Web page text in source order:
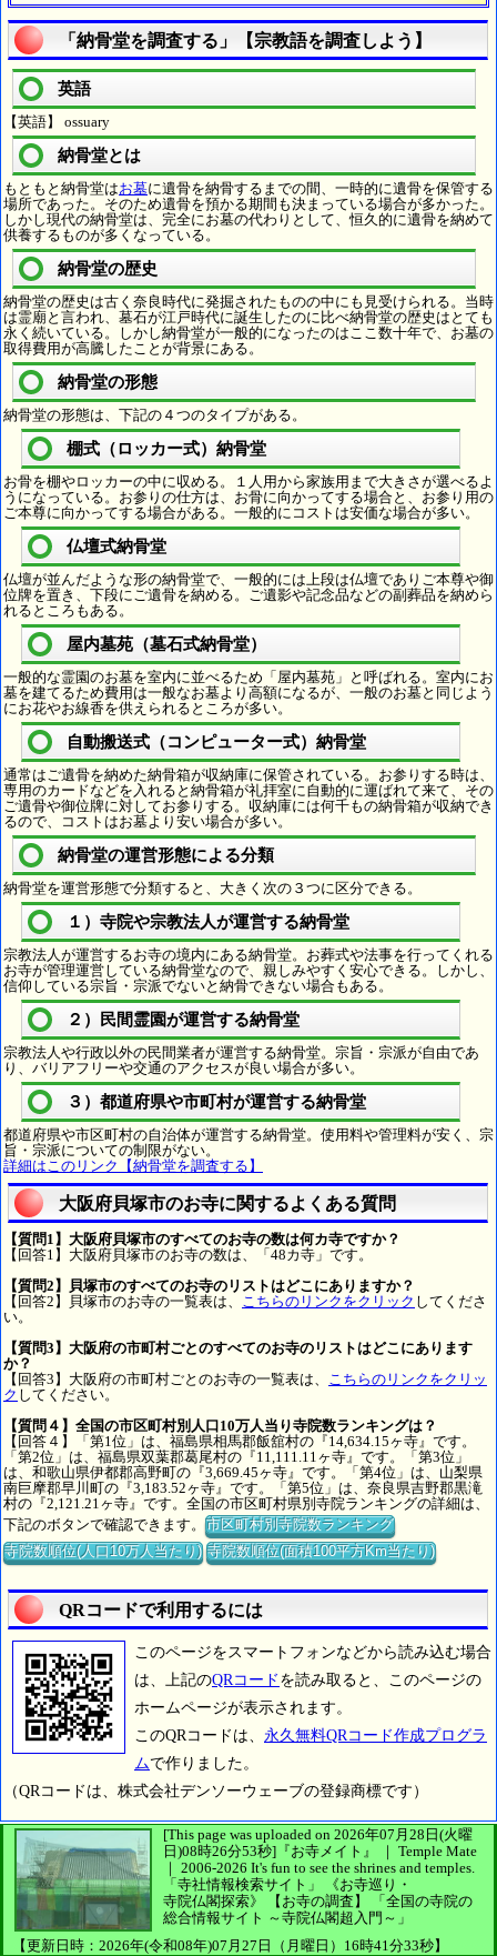
「納骨堂を調査する」【宗教語を調査しよう】
英語
【英語】 ossuary
納骨堂とは
もともと納骨堂はお墓に遺骨を納骨するまでの間、一時的に遺骨を保管する
場所であった。そのため遺骨を預かる期間も決まっている場合が多かった。
しかし現代の納骨堂は、完全にお墓の代わりとして、恒久的に遺骨を納めて
供養するものが多くなっている。
納骨堂の歴史
納骨堂の歴史は古く奈良時代に発掘されたものの中にも見受けられる。当時
は霊廟と言われ、墓石が江戸時代に誕生したのに比べ納骨堂の歴史はとても
永く続いている。しかし納骨堂が一般的になったのはここ数十年で、お墓の
取得費用が高騰したことが背景にある。
納骨堂の形態
納骨堂の形態は、下記の４つのタイプがある。
棚式（ロッカー式）納骨堂
お骨を棚やロッカーの中に収める。１人用から家族用まで大きさが選べるよ
うになっている。お参りの仕方は、お骨に向かってする場合と、お参り用の
ご本尊に向かってする場合がある。一般的にコストは安価な場合が多い。
仏壇式納骨堂
仏壇が並んだような形の納骨堂で、一般的には上段は仏壇でありご本尊や御
位牌を置き、下段にご遺骨を納める。ご遺影や記念品などの副葬品を納めら
れるところもある。
屋内墓苑（墓石式納骨堂）
一般的な霊園のお墓を室内に並べるため「屋内墓苑」と呼ばれる。室内にお
墓を建てるため費用は一般なお墓より高額になるが、一般のお墓と同じよう
にお花やお線香を供えられるところが多い。
自動搬送式（コンピューター式）納骨堂
通常はご遺骨を納めた納骨箱が収納庫に保管されている。お参りする時は、
専用のカードなどを入れると納骨箱が礼拝室に自動的に運ばれて来て、その
ご遺骨や御位牌に対してお参りする。収納庫には何千もの納骨箱が収納でき
るので、コストはお墓より安い場合が多い。
納骨堂の運営形態による分類
納骨堂を運営形態で分類すると、大きく次の３つに区分できる。
１）寺院や宗教法人が運営する納骨堂
宗教法人が運営するお寺の境内にある納骨堂。お葬式や法事を行ってくれる
お寺が管理運営している納骨堂なので、親しみやすく安心できる。しかし、
信仰している宗旨・宗派でないと納骨できない場合もある。
２）民間霊園が運営する納骨堂
宗教法人や行政以外の民間業者が運営する納骨堂。宗旨・宗派が自由であ
り、バリアフリーや交通のアクセスが良い場合が多い。
３）都道府県や市町村が運営する納骨堂
都道府県や市区町村の自治体が運営する納骨堂。使用料や管理料が安く、宗
旨・宗派についての制限がない。
詳細はこのリンク【納骨堂を調査する】
大阪府貝塚市のお寺に関するよくある質問
【質問1】大阪府貝塚市のすべてのお寺の数は何カ寺ですか？
【回答1】大阪府貝塚市のお寺の数は、「48カ寺」です。
【質問2】貝塚市のすべてのお寺のリストはどこにありますか？
【回答2】貝塚市のお寺の一覧表は、
こちらのリンクをクリック してくださ
い。
【質問3】大阪府の市町村ごとのすべてのお寺のリストはどこにあります
か？
【回答3】大阪府の市町村ごとのお寺の一覧表は、
こちらのリンクをクリッ
ク してください。
【質問４】全国の市区町村別人口10万人当り寺院数ランキングは？
【回答４】「第1位」は、福島県相馬郡飯舘村の『14,634.15ヶ寺』です。
「第2位」は、福島県双葉郡葛尾村の『11,111.11ヶ寺』です。「第3位」
は、和歌山県伊都郡高野町の『3,669.45ヶ寺』です。「第4位」は、山梨県
南巨摩郡早川町の『3,183.52ヶ寺』です。「第5位」は、奈良県吉野郡黒滝
村の『2,121.21ヶ寺』です。全国の市区町村県別寺院ランキングの詳細は、
下記のボタンで確認できます。市区町村別寺院数ランキング
寺院数順位(人口10万人当たり) 寺院数順位(面積100平方Km当たり)
QRコードで利用するには
このページをスマートフォンなどから読み込む場合
は、上記のQRコード を読み取ると、このページの
ホームページが表示されます。
このQRコードは、 永久無料QRコード作成プログラ
ムで作りました。
（QRコードは、株式会社デンソーウェーブの登録商標です）
[This page was uploaded on 2026年07月28日(火曜
日)08時26分53秒] 『お寺メイト』 ｜ Temple Mate
｜ 2006-2026 It's fun to see the shrines and temples.
「寺社情報検索サイト」
《お寺巡り・
寺院仏閣探索》
【お寺の調査】
「全国の寺院の
総合情報サイト ～寺院仏閣超入門～」
【更新日時：2026年(令和08年)07月27日（月曜日）16時41分33秒】